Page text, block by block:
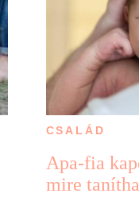
CSALÁD
Apa-fia
mire